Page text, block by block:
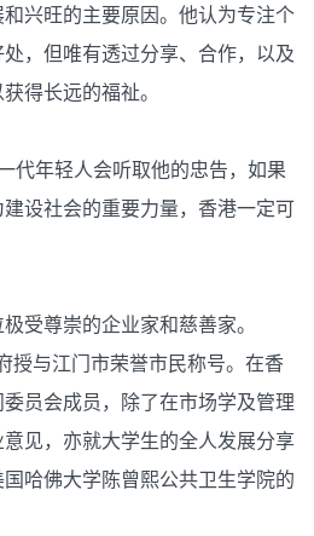
兴旺的主要原因。他认为专注个
，但唯有透过分享、合作，以及
得长远的福祉。
代年轻人会听取他的忠告，如果
设社会的重要力量，香港一定可
受尊崇的企业家和慈善家。
授与江门市荣誉市民称号。在香
员会成员，除了在市场学及管理
见，亦就大学生的全人发展分享
哈佛大学陈曾熙公共卫生学院的